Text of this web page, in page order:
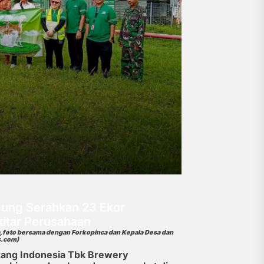
Perusahaan
bersama dengan Forkopinca dan Kepala Desa dan
Indonesia Tbk Brewery